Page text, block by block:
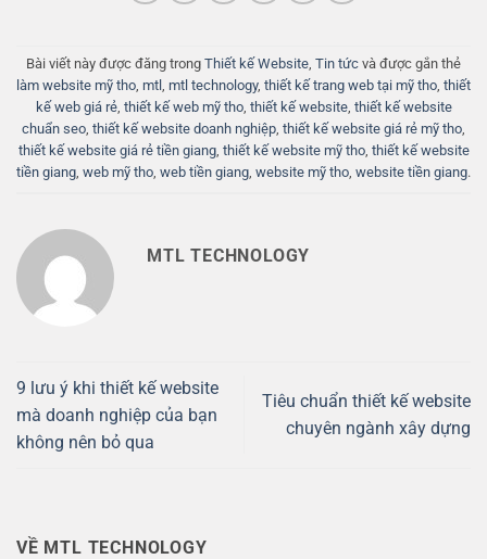
Bài viết này được đăng trong Thiết kế Website Tin tức và được gắn thẻ
làm website mỹ tho mtl mtl technology, thiết kế trang web tại mỹ tho thiết
kế web giá rẻ, thiết kế web mỹ tho, thiết kế website, thiết kế website
chuẩn seo thiết kế website doanh nghiệp thiết kế website giá rẻ mỹ tho
thiết kế website giá rẻ tiền giang, thiết kế website mỹ tho, thiết kế website
tiền giang web mỹ tho web tiền giang website mỹ tho website tiền giang.
MTL TECHNOLOGY
9 lưu ý khi thiết kế website
mà doanh nghiệp của bạn
không nên bỏ qua
Tiêu chuẩn thiết kế website
chuyên ngành xây dựng
VỀ MTL TECHNOLOGY